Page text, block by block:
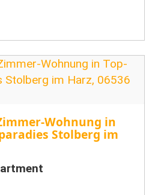
Wohnung in
Stolberg im